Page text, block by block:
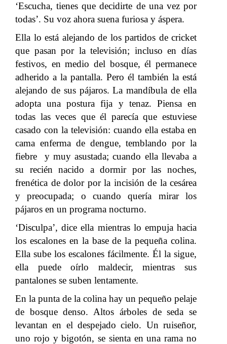
‘Escucha, tienes que decidirte de una vez por
todas’. Su voz ahora suena furiosa y áspera.
Ella lo está alejando de los partidos de cricket
que pasan por la televisión; incluso en días
festivos, en medio del bosque, él permanece
adherido a la pantalla. Pero él también la está
alejando de sus pájaros. La mandíbula de ella
adopta una postura fija y tenaz. Piensa en
todas las veces que él parecía que estuviese
casado con la televisión: cuando ella estaba en
cama enferma de dengue, temblando por la
fiebre y muy asustada; cuando ella llevaba a
su recién nacido a dormir por las noches,
frenética de dolor por la incisión de la cesárea
y preocupada; o cuando quería mirar los
pájaros en un programa nocturno.
‘Disculpa’, dice ella mientras lo empuja hacia
los escalones en la base de la pequeña colina.
Ella sube los escalones fácilmente. Él la sigue,
ella puede oírlo maldecir, mientras sus
pantalones se suben lentamente.
En la punta de la colina hay un pequeño pelaje
de bosque denso. Altos árboles de seda se
levantan en el despejado cielo. Un ruiseñor,
uno rojo y bigotón, se sienta en una rama no